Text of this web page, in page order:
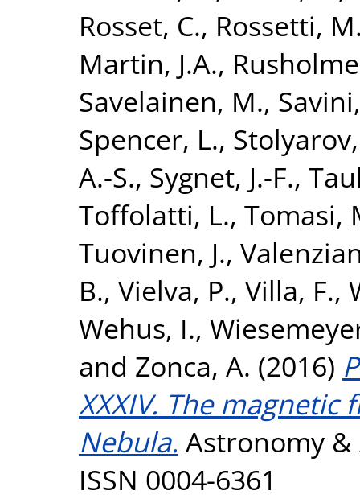
Rosset, C., Rossetti,
Martin, J.A.,
Savelainen, M.,
Spencer, L.,
A.-S., Sygnet, J.-F.,
Toffolatti, L., Tomasi,
Tuovinen, J.,
B., Vielva, P., Villa, F.,
Wehus, I.,
and Zonca, A. (2016)
XXXIV. The
Nebula. Astronomy &
ISSN 0004-6361